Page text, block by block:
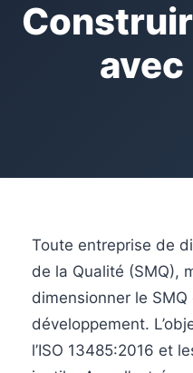
Toute entreprise de
de la Qualité (SMQ),
dimensionner le
développement.
l’ISO 13485:2016 et